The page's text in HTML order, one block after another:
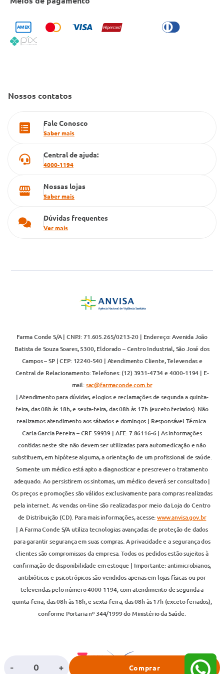
- + Comprar
Código de Conduta
Política de Reembolso
Bulário Anvisa
Condeclin
Convênio Conlife
Cartão Grupo Conde
Nossos contatos
Fale Conosco
Saber mais
Central de ajuda:
4000-1194
Nossas lojas
Saber mais
Dúvidas frequentes
Ver mais
Farma Conde S/A | CNPJ: 71.605.265/0213-20 | Endereço: Avenida João
Batista de Souza Soares, 5300, Eldorado – Centro Industrial, São José dos
Campos – SP | CEP: 12240-540 | Atendimento Cliente, Televendas e
Central de Relacionamento: Telefones: (12) 3931-4734 e 4000-1194 | E-
mail:sac@farmaconde.com.br
| Atendimento para dúvidas, elogios e reclamações de segunda a quinta-
feira, das 08h às 18h, e sexta-feira, das 08h às 17h (exceto feriados). Não
realizamos atendimento aos sábados e domingos | Responsável Técnica:
Carla Garcia Pereira – CRF 59939 | AFE: 7.86116-6 | As informações
contidas neste site não devem ser utilizadas para automedicação e não
substituem, em hipótese alguma, a orientação de um profissional de saúde.
Somente um médico está apto a diagnosticar e prescrever o tratamento
adequado. Ao persistirem os sintomas, um médico deverá ser consultado |
Os preços e promoções são válidos exclusivamente para compras realizadas
pela internet. As vendas on-line são realizadas por meio da Loja do Centro
de Distribuição (CD). Para mais informações, acesse:www.anvisa.gov.br
| A Farma Conde S/A utiliza tecnologias avançadas de proteção de dados
para garantir segurança em suas compras. A privacidade e a segurança dos
clientes são compromissos da empresa. Todos os pedidos estão sujeitos à
confirmação de disponibilidade em estoque | Importante: antimicrobianos,
antibióticos e psicotrópicos são vendidos apenas em lojas físicas ou por
televendas pelo número 4000-1194, com atendimento de segunda a
quinta-feira, das 08h às 18h, e sexta-feira, das 08h às 17h (exceto feriados),
conforme Portaria nº 344/1999 do Ministério da Saúde.